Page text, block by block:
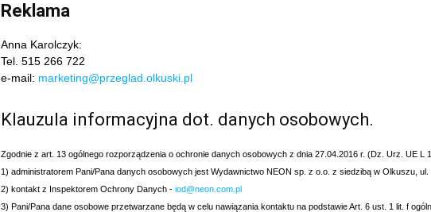
Reklama
Anna Karolczyk:
Tel. 515 266 722
e-mail: marketing@przeglad.olkuski.pl
Klauzula informacyjna dot. danych osobowych.
Zgodnie z art. 13 ogólnego rozporządzenia o ochronie danych osobowych z dnia 27.04.2016 r. (Dz. Urz. UE L
1) administratorem Pani/Pana danych osobowych jest Wydawnictwo NEON sp. z o.o. z siedzibą w Olkuszu, ul.
2) kontakt z Inspektorem Ochrony Danych - iod@neon.com.pl
3) Pani/Pana dane osobowe przetwarzane będą w celu nawiązania kontaktu na podstawie Art. 6 ust. 1 lit. f